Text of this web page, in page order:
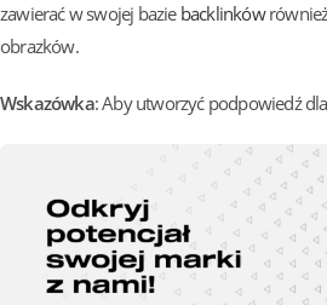
zawierać w swojej bazie backlinków
obrazków.
Wskazówka: Aby utworzyć podpowiedź